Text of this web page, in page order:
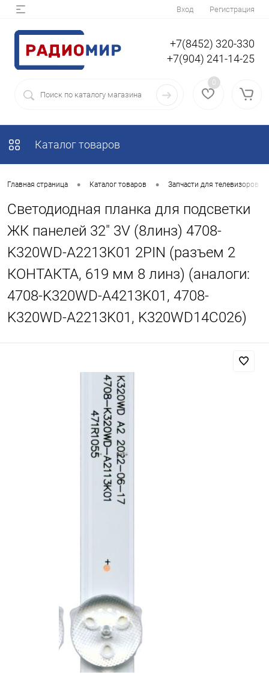
Вход Регистрация
+7(8452) 320-330
+7(904) 241-14-25
0
Каталог товаров
Главная страница • Каталог товаров • Запчасти для телевизоров
Светодиодная планка для подсветки
ЖК панелей 32" 3V (8линз) 4708-
K320WD-A2213K01 2PIN (разъем 2
КОНТАКТА, 619 мм 8 линз) (аналоги:
4708-K320WD-A4213K01, 4708-
K320WD-A2213K01, K320WD14C026)